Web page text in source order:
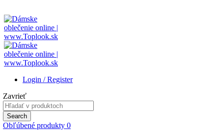
Login / Register
Zavrieť
Search
for:
Search
Obľúbené produkty 0